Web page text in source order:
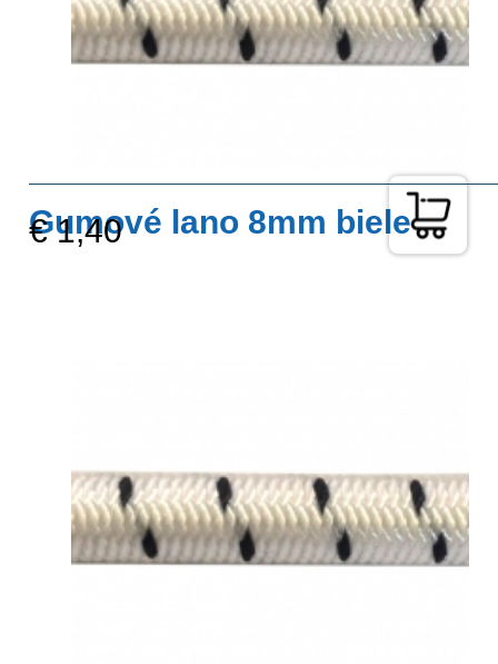
Gumové lano 8mm biele
€ 1,40